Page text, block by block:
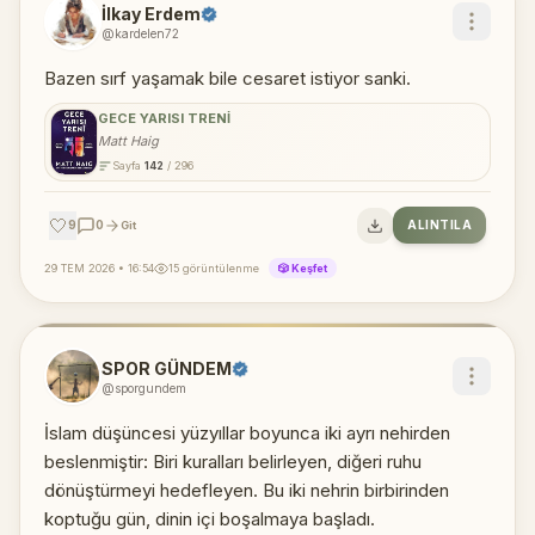
İlkay Erdem
@kardelen72
Bazen sırf yaşamak bile cesaret istiyor sanki.
GECE YARISI TRENI
Matt Haig
Sayfa 142 / 296
🤍9 0 Git ALINTILA
29 TEM 2026 • 16:54 15 görüntülenme 🎲 Keşfet
SPOR GÜNDEM
@sporgundem
İslam düşüncesi yüzyıllar boyunca iki ayrı nehirden
beslenmiştir: Biri kuralları belirleyen, diğeri ruhu
dönüştürmeyi hedefleyen. Bu iki nehrin birbirinden
koptuğu gün, dinin içi boşalmaya başladı.